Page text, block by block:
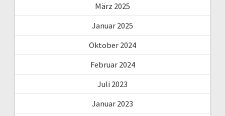
März 2025
Januar 2025
Oktober 2024
Februar 2024
Juli 2023
Januar 2023